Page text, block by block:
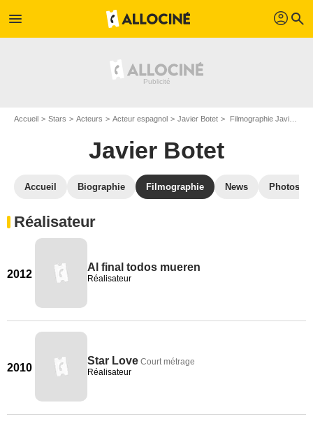
menu profil search
Accueil Stars Acteurs Acteur espagnol Javier Botet Filmographie Javier Botet
Javier Botet
Accueil Biographie Filmographie News Photos
Réalisateur
2012
Al final todos mueren
Réalisateur
2010
Star Love Court métrage
Réalisateur